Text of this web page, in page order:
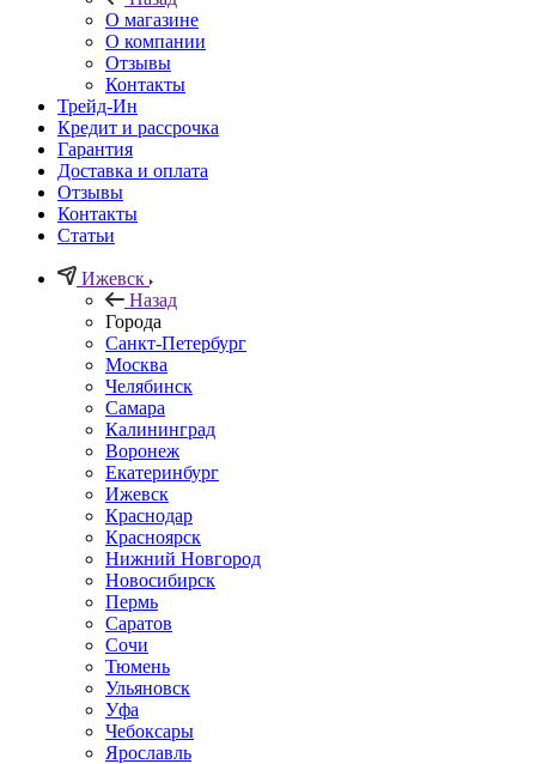
О магазине
О компании
Отзывы
Контакты
Трейд-Ин
Кредит и рассрочка
Гарантия
Доставка и оплата
Отзывы
Контакты
Статьи
Ижевск
Назад
Города
Санкт-Петербург
Москва
Челябинск
Самара
Калининград
Воронеж
Екатеринбург
Ижевск
Краснодар
Красноярск
Нижний Новгород
Новосибирск
Пермь
Саратов
Сочи
Тюмень
Ульяновск
Уфа
Чебоксары
Ярославль